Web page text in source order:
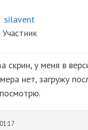
silavent
Участник
скрин, у меня в
нет, загружу